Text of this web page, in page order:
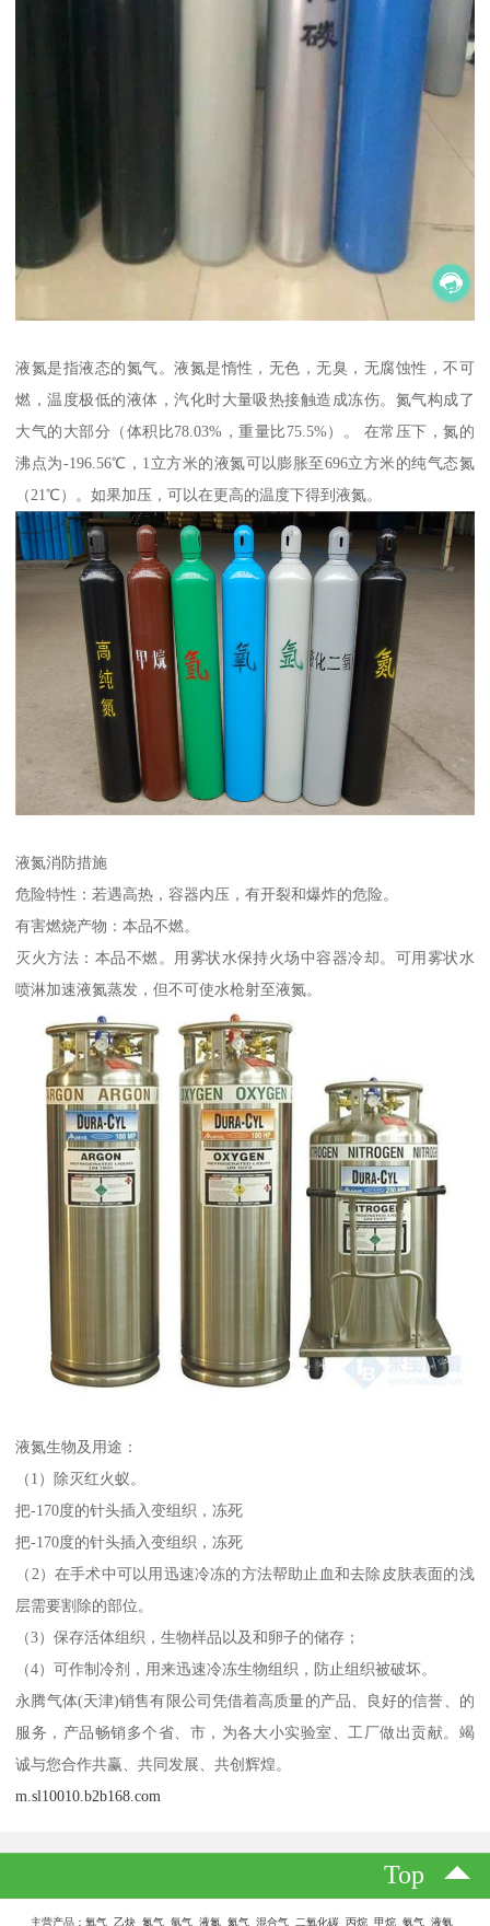
液氮是指液态的氮气。液氮是惰性，无色，无臭，无腐蚀性，不可
燃，温度极低的液体，汽化时大量吸热接触造成冻伤。氮气构成了
大气的大部分（体积比78.03%，重量比75.5%）。 在常压下，氮的
沸点为-196.56℃，1立方米的液氮可以膨胀至696立方米的纯气态氮
（21℃）。如果加压，可以在更高的温度下得到液氮。
液氮消防措施
危险特性：若遇高热，容器内压，有开裂和爆炸的危险。
有害燃烧产物：本品不燃。
灭火方法：本品不燃。用雾状水保持火场中容器冷却。可用雾状水
喷淋加速液氮蒸发，但不可使水枪射至液氮。
液氮生物及用途：
（1）除灭红火蚁。
把-170度的针头插入变组织，冻死
把-170度的针头插入变组织，冻死
（2）在手术中可以用迅速冷冻的方法帮助止血和去除皮肤表面的浅
层需要割除的部位。
（3）保存活体组织，生物样品以及和卵子的储存；
（4）可作制冷剂，用来迅速冷冻生物组织，防止组织被破坏。
永腾气体(天津)销售有限公司凭借着高质量的产品、良好的信誉、的
服务，产品畅销多个省、市，为各大小实验室、工厂做出贡献。竭
诚与您合作共赢、共同发展、共创辉煌。
m.sl10010.b2b168.com
Top
主营产品：氧气 乙炔 氮气 氩气 液氮 氦气 混合气 二氧化碳 丙烷 甲烷 氨气 液氨